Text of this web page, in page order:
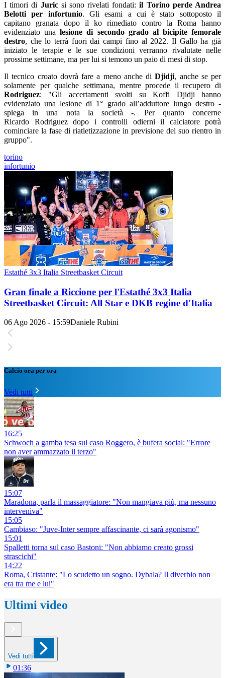
I timori di Juricsi sono rivelati fondati:il Torino perde Andrea
Belotti per infortunio. Gli esami a cui è stato sottoposto il
capitano granata dopo il ko rimediato contro la Roma hanno
evidenziato unalesione di secondo grado al bicipite femorale
destro, che lo terrà fuori dai campi fino al 2022. Il Gallo ha già
iniziato le terapie e le sue condizioni verranno rivalutate nelle
prossime settimane, ma per lui si temono un paio di mesi di stop.
Il tecnico croato dovrà fare a meno anche diDjidji, anche se per
solamente per qualche settimana, mentre procede il recupero di
Rodriguez: "Gli accertamenti svolti su Koffi Djidji hanno
evidenziato una lesione di 1° grado all’adduttore lungo destro -
spiega in una nota la società -. Per quanto concerne
Ricardo Rodriguez dopo i controlli odierni il calciatore potrà
cominciare la fase di riatletizzazione in previsione del suo rientro in
gruppo".
torino
infortunio
Estathé 3x3 Italia Streetbasket Circuit
Gran finale a Riccione per l'Estathé 3x3 Italia
Streetbasket Circuit: All Star e DKB regine d'Italia
06 Ago 2026 - 15:59Daniele Rubini
Calcio ora per ora
Vedi tutti
16:25
Schwoch a gamba tesa sul caso Roggero, è bufera social: "Errore
non aver ammazzato il terzo"
15:07
Maradona, parla il massaggiatore: "Non mangiava più, ma nessuno
interveniva"
15:05
Cambiaso: "Juve-Inter sempre affascinante, ci sarà agonismo"
15:01
Spalletti torna sul caso Bastoni: "Non abbiamo creato grossi
strascichi"
14:22
Roma, Cristante: "Lo scudetto un sogno. Dybala? Il diverbio non
era tra me e lui"
Ultimi video
Vedi tutti
01:36